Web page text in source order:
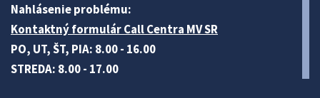
Nahlásenie problému:
Kontaktný formulár Call Centra MV SR
PO, UT, ŠT, PIA: 8.00 - 16.00
STREDA: 8.00 - 17.00